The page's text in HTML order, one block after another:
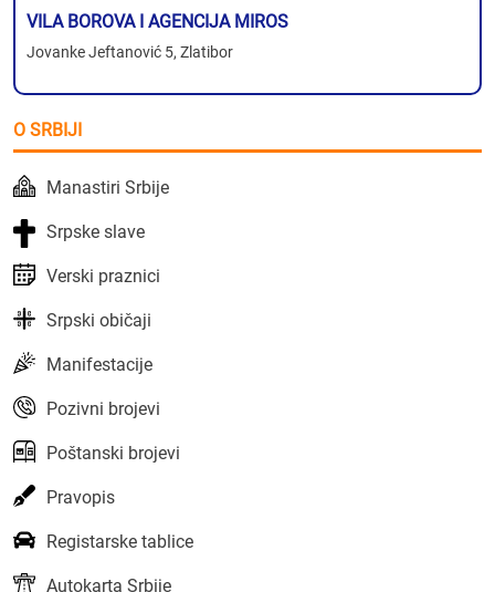
VILA BOROVA I AGENCIJA MIROS
Jovanke Jeftanović 5, Zlatibor
O SRBIJI
Manastiri Srbije
Srpske slave
Verski praznici
Srpski običaji
Manifestacije
Pozivni brojevi
Poštanski brojevi
Pravopis
Registarske tablice
Autokarta Srbije